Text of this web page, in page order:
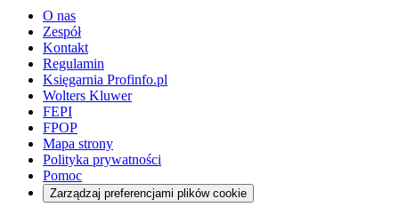
O nas
Zespół
Kontakt
Regulamin
Księgarnia Profinfo.pl
Wolters Kluwer
FEPI
FPOP
Mapa strony
Polityka prywatności
Pomoc
Zarządzaj preferencjami plików cookie